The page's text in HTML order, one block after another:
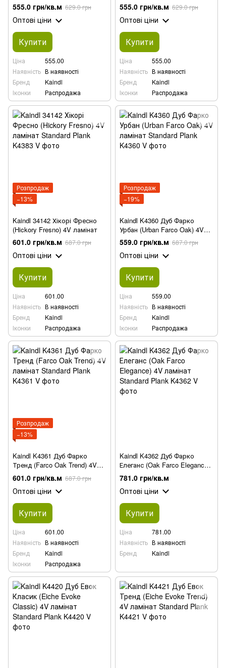
555.0 грн/кв.м 629.0 грн
Оптові ціни
Купити
Ціна
555.00
Наявність В наявності
Бренд
Kaindl
Іконки
Распродажа
555.0 грн/кв.м 629.0 грн
Оптові ціни
Купити
Ціна
555.00
Наявність В наявності
Бренд
Kaindl
Іконки
Распродажа
Розпродаж
−13%
Kaindl 34142 Хікорі Фресно
(Hickory Fresno) 4V ламінат
601.0 грн/кв.м 687.0 грн
Оптові ціни
Купити
Ціна
601.00
Наявність В наявності
Бренд
Kaindl
Іконки
Распродажа
Розпродаж
−19%
Kaindl K4360 Дуб Фарко
Урбан (Urban Farco Oak) 4V
ламінат
559.0 грн/кв.м 687.0 грн
Оптові ціни
Купити
Ціна
559.00
Наявність В наявності
Бренд
Kaindl
Іконки
Распродажа
Розпродаж
−13%
Kaindl K4361 Дуб Фарко
Тренд (Farco Oak Trend) 4V
ламінат
601.0 грн/кв.м 687.0 грн
Оптові ціни
Купити
Ціна
601.00
Наявність В наявності
Бренд
Kaindl
Іконки
Распродажа
Kaindl K4362 Дуб Фарко
Елеганс (Oak Farco Elegance)
4V ламінат
781.0 грн/кв.м
Оптові ціни
Купити
Ціна
781.00
Наявність В наявності
Бренд
Kaindl